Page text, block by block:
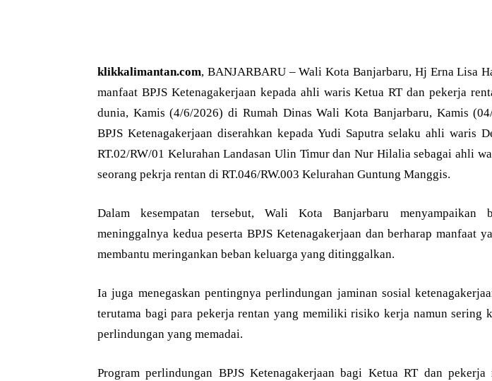
klikkalimantan.com, BANJARBARU – Wali Kota Banjarbaru, Hj Erna Lisa
manfaat BPJS Ketenagakerjaan kepada ahli waris Ketua RT dan pekerja
dunia, Kamis (4/6/2026) di Rumah Dinas Wali Kota Banjarbaru, Kamis
BPJS Ketenagakerjaan diserahkan kepada Yudi Saputra selaku ahli waris
RT.02/RW/01 Kelurahan Landasan Ulin Timur dan Nur Hilalia sebagai ahli
seorang pekrja rentan di RT.046/RW.003 Kelurahan Guntung Manggis.
Dalam kesempatan tersebut, Wali Kota Banjarbaru menyampaikan
meninggalnya kedua peserta BPJS Ketenagakerjaan dan berharap manfaat
membantu meringankan beban keluarga yang ditinggalkan.
Ia juga menegaskan pentingnya perlindungan jaminan sosial
terutama bagi para pekerja rentan yang memiliki risiko kerja namun sering
perlindungan yang memadai.
Program perlindungan BPJS Ketenagakerjaan bagi Ketua RT dan